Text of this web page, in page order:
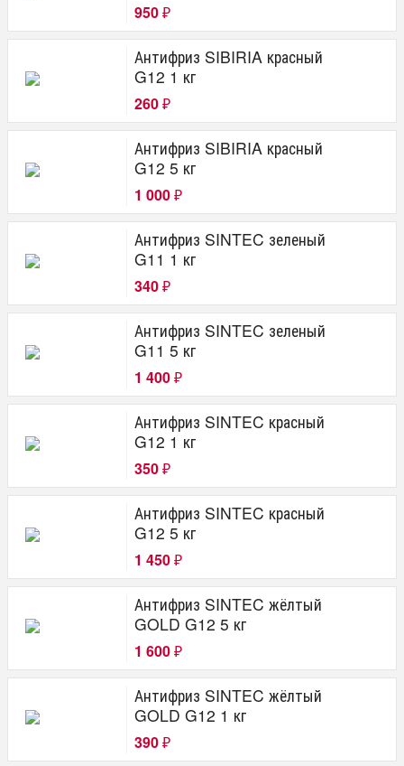
950 ₽
Антифриз SIBIRIA красный
G12 1 кг
260 ₽
Антифриз SIBIRIA красный
G12 5 кг
1 000 ₽
Антифриз SINTEC зеленый
G11 1 кг
340 ₽
Антифриз SINTEC зеленый
G11 5 кг
1 400 ₽
Антифриз SINTEC красный
G12 1 кг
350 ₽
Антифриз SINTEC красный
G12 5 кг
1 450 ₽
Антифриз SINTEC жёлтый
GOLD G12 5 кг
1 600 ₽
Антифриз SINTEC жёлтый
GOLD G12 1 кг
390 ₽